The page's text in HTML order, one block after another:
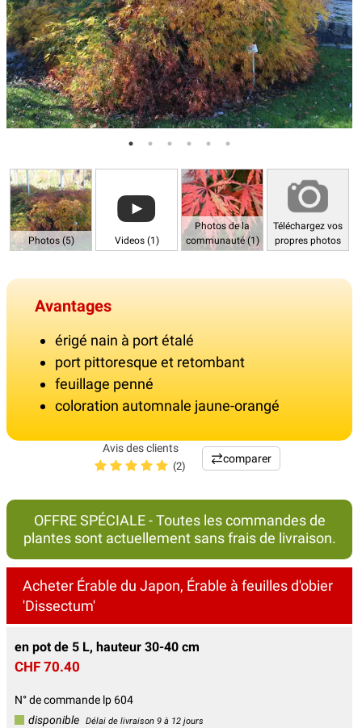
Photos (5) Videos (1)
Photos de la
communauté (1)
Téléchargez vos
propres photos
Avantages
érigé nain à port étalé
port pittoresque et retombant
feuillage penné
coloration automnale jaune-orangé
Avis des clients
(2)
comparer
OFFRE SPÉCIALE - Toutes les commandes de
plantes sont actuellement sans frais de livraison.
Acheter Érable du Japon, Érable à feuilles d'obier
'Dissectum'
en pot de 5 L, hauteur 30-40 cm
CHF 70.40
N° de commande lp 604
disponible
Délai de livraison 9 à 12 jours